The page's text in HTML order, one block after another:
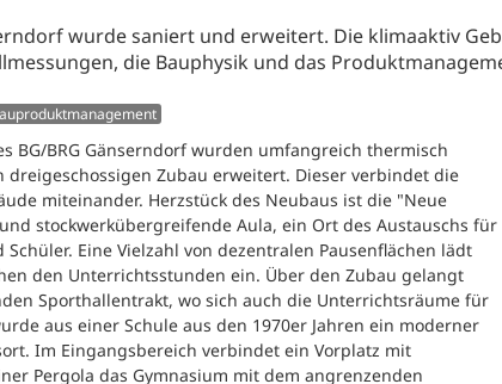
wurde saniert und erweitert. Die klimaaktiv
die Bauphysik und das
BG/BRG Gänserndorf wurden umfangreich thermisch
Zubau erweitert. Dieser verbindet die
miteinander. Herzstück des Neubaus ist die "Neue
stockwerkübergreifende Aula, ein Ort des Austauschs für
Eine Vielzahl von dezentralen Pausenflächen lädt
den Unterrichtsstunden ein. Über den Zubau gelangt
Sporthallentrakt, wo sich auch die Unterrichtsräume für
aus einer Schule aus den 1970er Jahren ein moderner
Im Eingangsbereich verbindet ein Vorplatz mit
Pergola das Gymnasium mit dem angrenzenden